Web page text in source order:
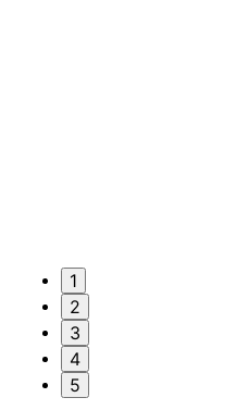
1
2
3
4
5